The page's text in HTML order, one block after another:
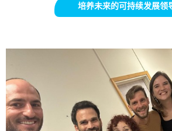
培养未来的可持续发展领